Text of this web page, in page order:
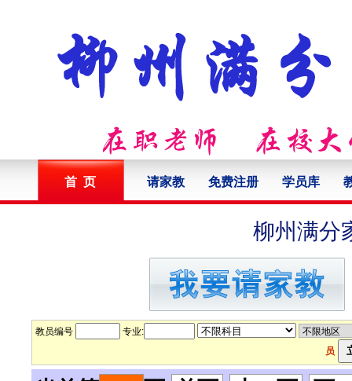
首 页 请家教 免费注册 学员库
柳州满分
教员编号
专业:
员